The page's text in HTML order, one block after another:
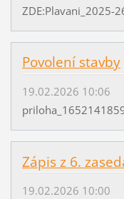
ZDE:Plavani_2025-
Povolení stavby
19.02.2026 10:06
Zápis z 6.
19.02.2026 10:00